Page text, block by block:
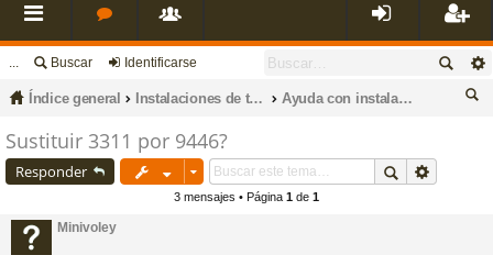
nl
es
rá
o
s
s
a fic
eg
... Buscar Identificarse
Índice general Instalaciones de televisión, datos, fibra óptica, porteros, cctv e intrusión.
Ayuda con instalaciones de porteros electrónicos y videoporteros
Sustituir 3311 por 9446?
Responder
3 mensajes • Página 1 de 1
Minivoley